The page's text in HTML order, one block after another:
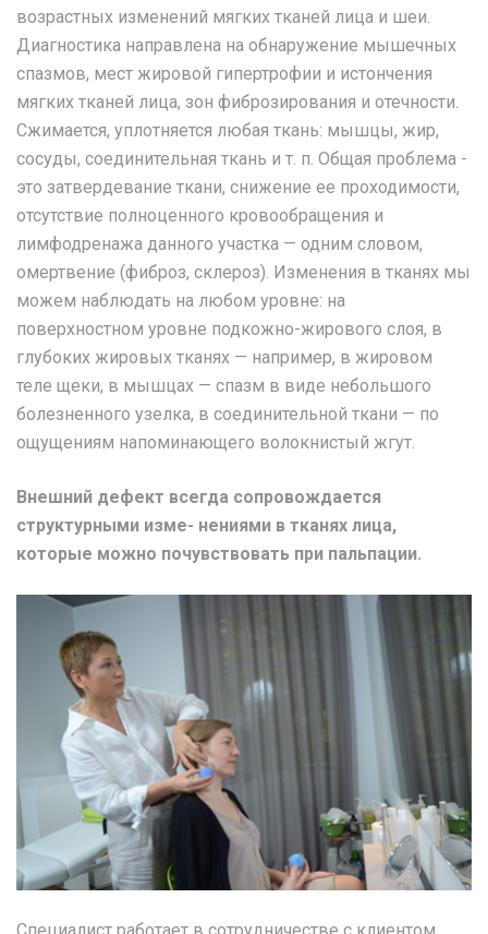
возрастных изменений мягких тканей лица и шеи.
Диагностика направлена на обнаружение мышечных
спазмов, мест жировой гипертрофии и истончения
мягких тканей лица, зон фиброзирования и отечности.
Сжимается, уплотняется любая ткань: мышцы, жир,
сосуды, соединительная ткань и т. п. Общая проблема -
это затвердевание ткани, снижение ее проходимости,
отсутствие полноценного кровообращения и
лимфодренажа данного участка — одним словом,
омертвение (фиброз, склероз). Изменения в тканях мы
можем наблюдать на любом уровне: на
поверхностном уровне подкожно-жирового слоя, в
глубоких жировых тканях — например, в жировом
теле щеки, в мышцах — спазм в виде небольшого
болезненного узелка, в соединительной ткани — по
ощущениям напоминающего волокнистый жгут.
Внешний дефект всегда сопровождается
структурными изме- нениями в тканях лица,
которые можно почувствовать при пальпации.